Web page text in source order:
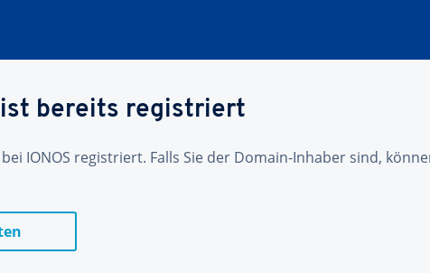
ist bereits registriert
IONOS registriert. Falls Sie der Domain-Inhaber sind,